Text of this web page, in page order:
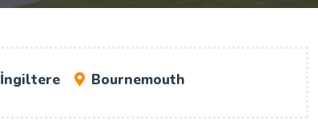
İngiltere Bournemouth